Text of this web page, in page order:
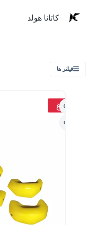
کاتانا هولد
فیلتر ها
داغ